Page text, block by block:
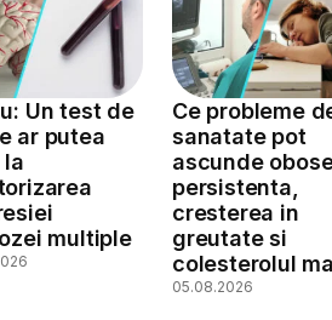
Un test de
ar putea
la
multiple
Ce probleme
sanatate pot
ascunde
persistenta,
cresterea in
greutate si
colesterolul
05.08.2026